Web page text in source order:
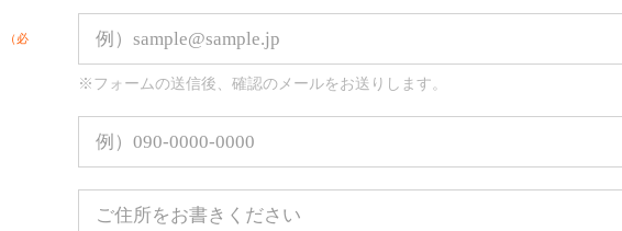
（必
※フォームの送信後、確認のメールをお送りします。